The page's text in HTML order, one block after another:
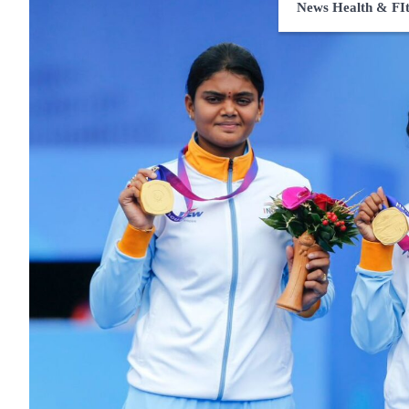
News Health &